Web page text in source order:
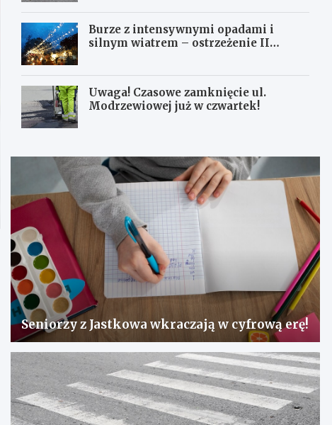
Burze z intensywnymi opadami i
silnym wiatrem – ostrzeżenie II
Uwaga! Czasowe zamknięcie ul.
Modrzewiowej już w czwartek!
Seniorzy z Jastkowa wkraczają w cyfrową erę!